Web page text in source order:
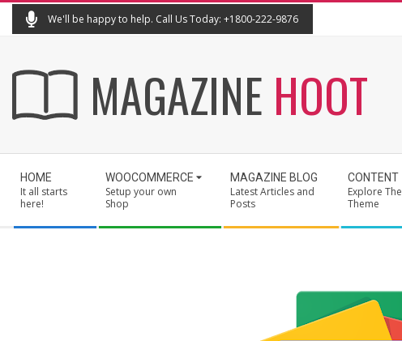
We'll be happy to help. Call Us Today: +1800-222-9876
MAGAZINE HOOT
Navigation
Menu
HOME
It all starts
here!
WOOCOMMERCE
Setup your own
Shop
MAGAZINE BLOG
Latest Articles and
Posts
CONTENT
Explore The
Theme